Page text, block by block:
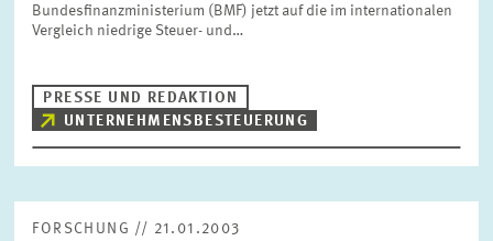
Bundesfinanzministerium (BMF) jetzt auf die im internationalen
Vergleich niedrige Steuer- und…
PRESSE UND REDAKTION
UNTERNEHMENSBESTEUERUNG
FORSCHUNG // 21.01.2003